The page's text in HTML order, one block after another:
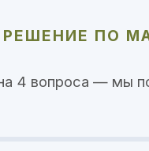
ПО
4 вопроса — мы